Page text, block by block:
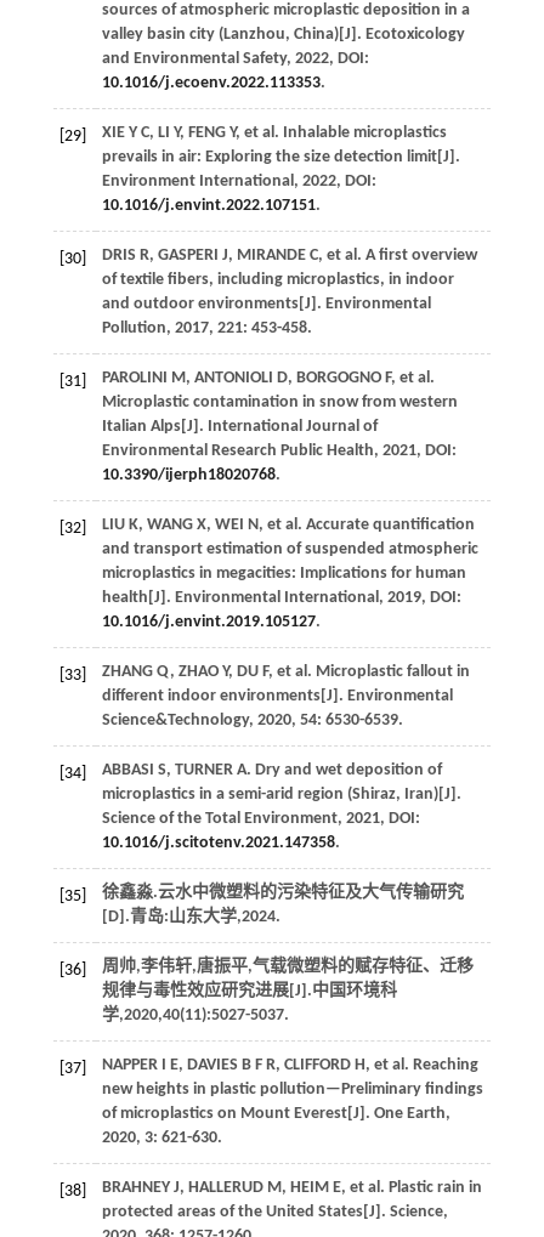
sources of atmospheric microplastic deposition in a
valley basin city (Lanzhou, China)[J]. Ecotoxicology
and Environmental Safety, 2022, DOI:
10.1016/j.ecoenv.2022.113353.
[29] XIE Y C, LI Y, FENG Y, et al. Inhalable microplastics
prevails in air: Exploring the size detection limit[J].
Environment International, 2022, DOI:
10.1016/j.envint.2022.107151.
[30] DRIS R, GASPERI J, MIRANDE C, et al. A first overview
of textile fibers, including microplastics, in indoor
and outdoor environments[J]. Environmental
Pollution, 2017, 221: 453-458.
[31] PAROLINI M, ANTONIOLI D, BORGOGNO F, et al.
Microplastic contamination in snow from western
Italian Alps[J]. International Journal of
Environmental Research Public Health, 2021, DOI:
10.3390/ijerph18020768.
[32] LIU K, WANG X, WEI N, et al. Accurate quantification
and transport estimation of suspended atmospheric
microplastics in megacities: Implications for human
health[J]. Environmental International, 2019, DOI:
10.1016/j.envint.2019.105127.
[33] ZHANG Q, ZHAO Y, DU F, et al. Microplastic fallout in
different indoor environments[J]. Environmental
Science&Technology, 2020, 54: 6530-6539.
[34] ABBASI S, TURNER A. Dry and wet deposition of
microplastics in a semi-arid region (Shiraz, Iran)[J].
Science of the Total Environment, 2021, DOI:
10.1016/j.scitotenv.2021.147358.
[35]
徐鑫淼.云水中微塑料的污染特征及大气传输研究
[D].青岛:山东大学,2024.
[36]
周帅,李伟轩,唐振平,气载微塑料的赋存特征、迁移
规律与毒性效应研究进展[J].中国环境科
学,2020,40(11):5027-5037.
[37] NAPPER I E, DAVIES B F R, CLIFFORD H, et al. Reaching
new heights in plastic pollution—Preliminary findings
of microplastics on Mount Everest[J]. One Earth,
2020, 3: 621-630.
[38] BRAHNEY J, HALLERUD M, HEIM E, et al. Plastic rain in
protected areas of the United States[J]. Science,